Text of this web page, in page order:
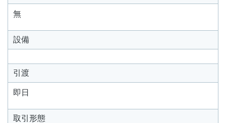
無
設備
引渡
即日
取引形態